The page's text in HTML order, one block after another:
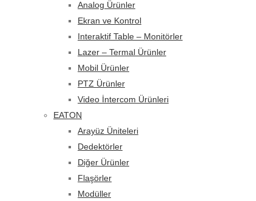
Analog Ürünler
Ekran ve Kontrol
Interaktif Table – Monitörler
Lazer – Termal Ürünler
Mobil Ürünler
PTZ Ürünler
Video İntercom Ürünleri
EATON
Arayüz Üniteleri
Dedektörler
Diğer Ürünler
Flaşörler
Modüller